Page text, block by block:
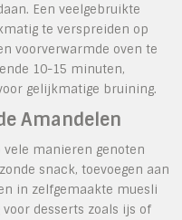
Een veelgebruikte
te verspreiden op
voorverwarmde oven te
10-15 minuten,
gelijkmatige bruining.
Amandelen
manieren genoten
snack, toevoegen aan
in zelfgemaakte muesli
desserts zoals ijs of